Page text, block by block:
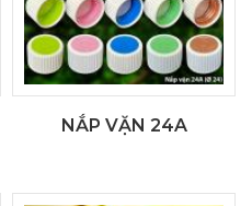
NẮP VẶN 24A